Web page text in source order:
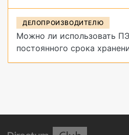
ДЕЛОПРОИЗВОДИТЕЛЮ
Можно ли использовать
постоянного срока